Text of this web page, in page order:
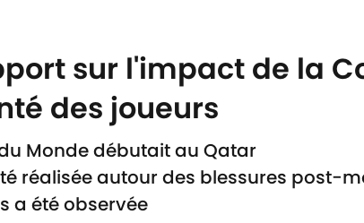
sur l'impact de la
des joueurs
Monde débutait au Qatar
réalisée autour des blessures post-
a été observée